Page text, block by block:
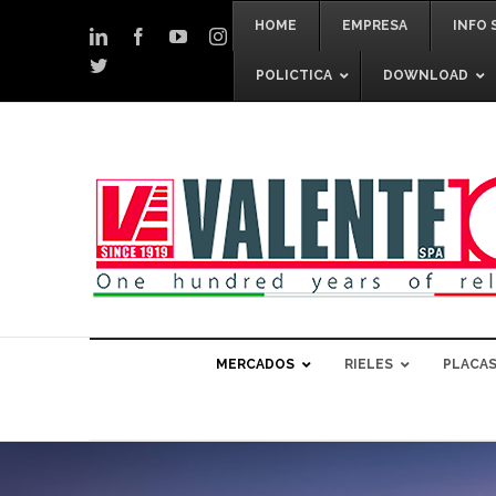
LinkedInFacebookYouTubeInstagram
Twitter
HOME EMPRESA INFO
POLICTICA DOWNLOAD
MERCADOS RIELES